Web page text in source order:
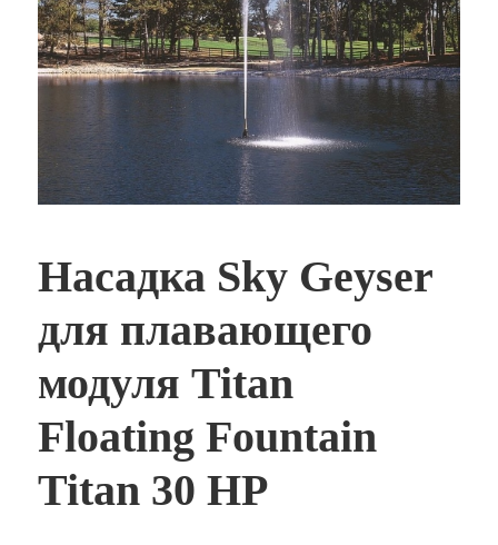
Насадка Sky Geyser
для плавающего
модуля Titan
Floating Fountain
Titan 30 HP